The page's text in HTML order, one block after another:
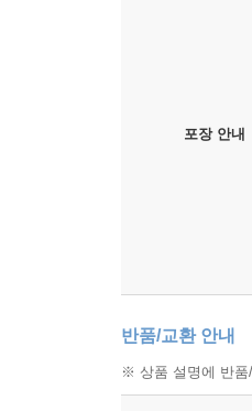
포장 안내
반품/교환 안내
※ 상품 설명에 반품